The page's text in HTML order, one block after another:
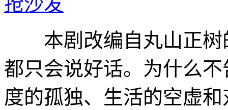
本剧改编自丸山正树
都只会说好话。为什么
度的孤独、生活的空虚